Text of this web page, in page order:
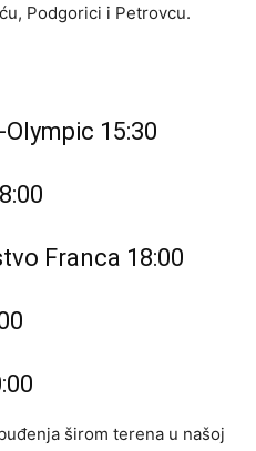
Podgorici i Petrovcu.
15:30
Franca 18:00
širom terena u našoj